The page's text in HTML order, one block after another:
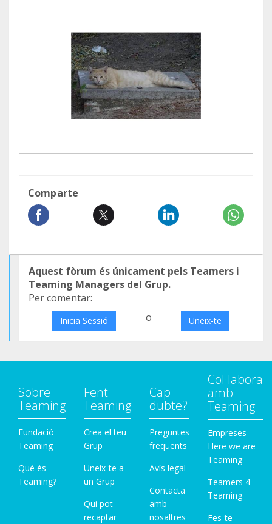
Comparte
Aquest fòrum és únicament pels Teamers i
Teaming Managers del Grup.
Per comentar:
Inicia Sessió o Uneix-te
Sobre
Teaming
Fundació
Teaming
Què és
Teaming?
Fent
Teaming
Crea el teu
Grup
Uneix-te a
un Grup
Qui pot
recaptar
Cap
dubte?
Preguntes
freqüents
Avís legal
Contacta
amb
nosaltres
Col·labora
amb
Teaming
Empreses
Here we are
Teaming
Teamers 4
Teaming
Fes-te